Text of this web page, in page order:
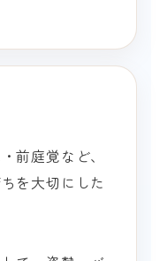
前庭覚など、
を大切にした